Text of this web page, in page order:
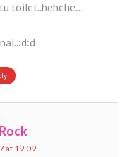
toilet..hehehe…
at 19:09